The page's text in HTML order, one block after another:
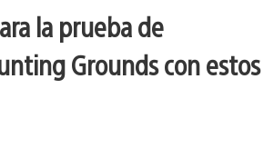
la prueba de
Grounds con estos